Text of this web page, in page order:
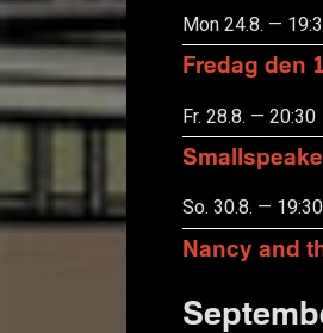
Mon 24.8. —
Fredag den
Fr. 28.8. — 20:30
So. 30.8. — 19:30
Nancy and